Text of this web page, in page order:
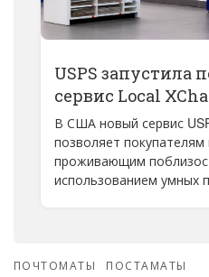
USPS запустила
сервис Local
В США новый сервис
позволяет
проживающим
использованием умных
ПОЧТОМАТЫ ПОСТАМАТЫ